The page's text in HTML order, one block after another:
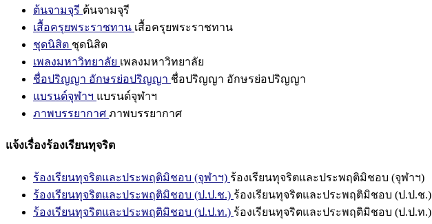
ต้นจามจุรี ต้นจามจุรี
เสื้อครุยพระราชทาน เสื้อครุยพระราชทาน
ชุดนิสิต ชุดนิสิต
เพลงมหาวิทยาลัย เพลงมหาวิทยาลัย
ชื่อปริญญา อักษรย่อปริญญา ชื่อปริญญา อักษรย่อปริญญา
แบรนด์จุฬาฯ แบรนด์จุฬาฯ
ภาพบรรยากาศ ภาพบรรยากาศ
แจ้งเรื่องร้องเรียนทุจริต
ร้องเรียนทุจริตและประพฤติมิชอบ (จุฬาฯ) ร้องเรียนทุจริตและประพฤติมิชอบ (จุฬาฯ)
ร้องเรียนทุจริตและประพฤติมิชอบ (ป.ป.ช.) ร้องเรียนทุจริตและประพฤติมิชอบ (ป.ป.ช.)
ร้องเรียนทุจริตและประพฤติมิชอบ (ป.ป.ท.) ร้องเรียนทุจริตและประพฤติมิชอบ (ป.ป.ท.)